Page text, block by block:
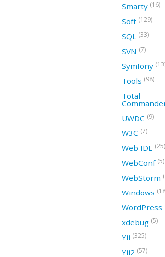
Smarty (16)
Soft (129)
SQL (33)
SVN (7)
Symfony (13)
Tools (98)
Total
UWDC (9)
W3C (7)
Web IDE (25)
WebConf (5)
WebStorm
Windows
WordPress
xdebug (5)
Yii (325)
Yii2 (57)